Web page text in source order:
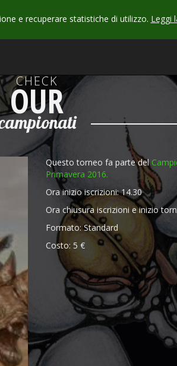
e recuperare statistiche di utilizzo. Leggi
CHECK
OUR
Questo torneo fa parte del
Primavera 2016.
Ora inizio iscrizioni: 14.30
Ora chiusura iscrizioni e inizio
Formato: Standard
Costo: 5 €